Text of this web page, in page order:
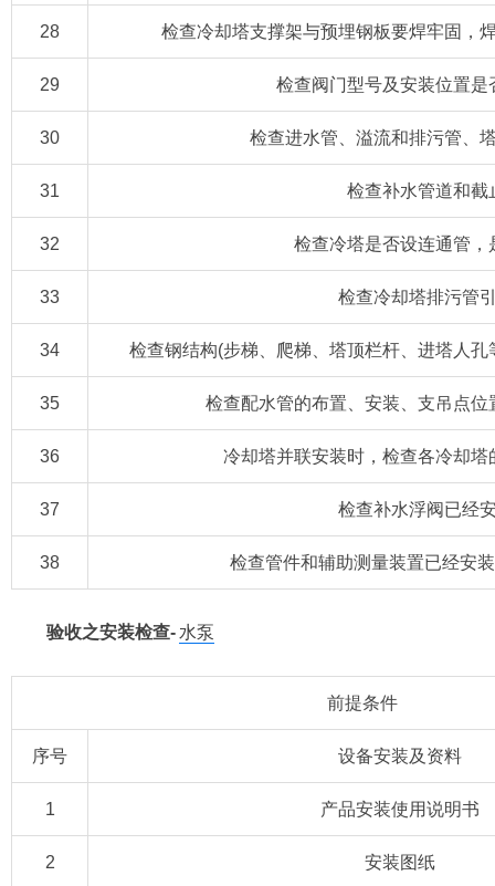
28 检查冷却塔支撑架与预埋钢板要焊牢固，
29 检查阀门型号及安装位置
30 检查进水管、溢流和排污管、
31 检查补水管道和截
32 检查冷塔是否设连通管
33 检查冷却塔排污管
34 检查钢结构(步梯、爬梯、塔顶栏杆、进塔人
35 检查配水管的布置、安装、支吊点
36 冷却塔并联安装时，检查各冷却
37 检查补水浮阀已经
38 检查管件和辅助测量装置已经安
验收之安装检查- 水泵
前提条件
序号 设备安装及资料
1 产品安装使用说明书
2 安装图纸